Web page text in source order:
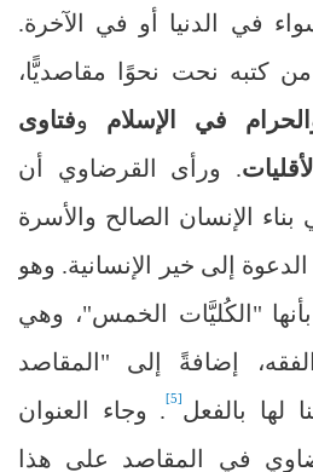
في الدنيا أو في الآخرة.
كتبه نحت نحوًا مقاصديًّا،
في الإسلام وفتاوى
. ورأى القرضاوي أن
بناء الإنسان الصالح والأسرة
إلى خير الإنسانية. وهو
"الكُليَّات الخمس"، وهي
إضافةً إلى "المقاصد
لها بالفعل[5]
. وجاء العنوان
في المقاصد على هذا